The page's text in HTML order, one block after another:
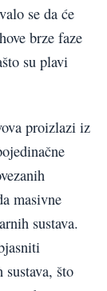
se da će
brze faze
su plavi
proizlazi iz
masivne
sustava.
što